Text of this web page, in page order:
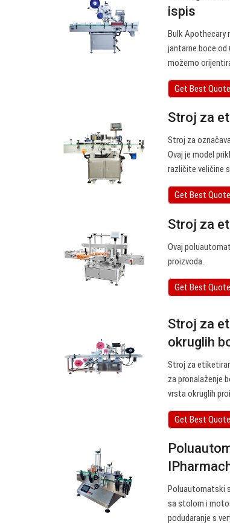
ispis
Bulk Apothecary
jantarne boce od
možemo
Get Best Quote
Stroj za
Stroj za
Ovaj je model
različite veličine
Get Best Quote
Stroj za
Ovaj
proizvoda.
Get Best Quote
Stroj za
okruglih
Stroj za
za pronalaženje
vrsta okruglih
Get Best Quote
Poluautomatski
sa stolom i
podudaranje s